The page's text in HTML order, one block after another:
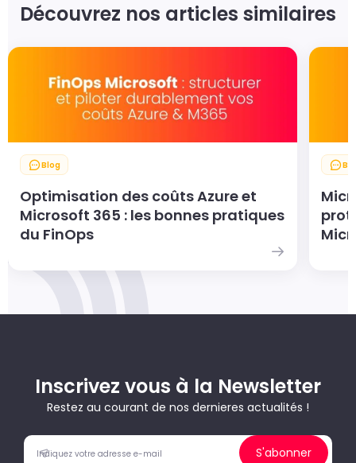
Découvrez nos articles similaires
Blog
Optimisation des coûts Azure et
Microsoft 365 : les bonnes pratiques
du FinOps
Inscrivez vous à la Newsletter
Restez au courant de nos dernieres actualités !
S'abonner